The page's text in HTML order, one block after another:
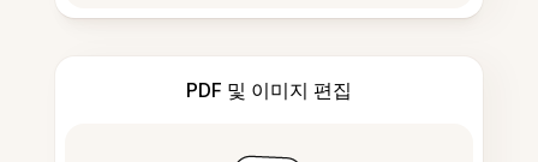
PDF 및 이미지 편집